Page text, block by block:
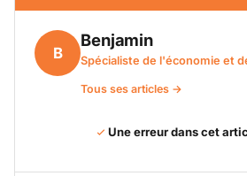
B
Benjamin
Spécialiste de l'économie et
Tous ses articles →
Une erreur dans cet